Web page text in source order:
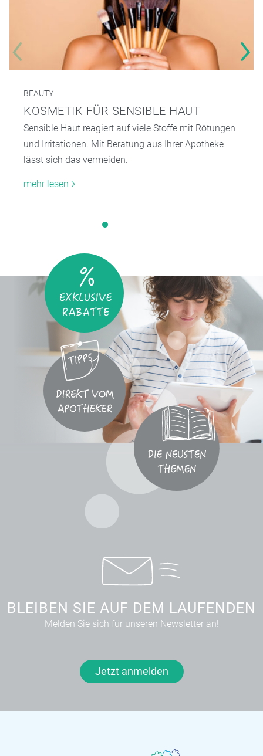
BEAUTY
KOSMETIK FÜR SENSIBLE HAUT
Sensible Haut reagiert auf viele Stoffe mit Rötungen
und Irritationen. Mit Beratung aus Ihrer Apotheke
lässt sich das vermeiden.
mehr lesen
BLEIBEN SIE AUF DEM LAUFENDEN
Melden Sie sich für unseren Newsletter an!
Jetzt anmelden